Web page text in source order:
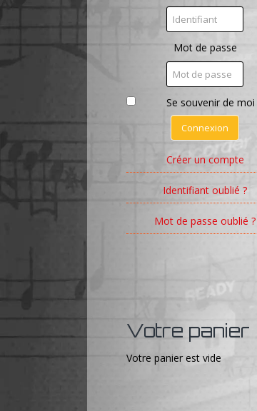
Mot de passe
Se souvenir de moi
Connexion
Créer un compte
Identifiant oublié ?
Mot de passe oublié ?
Votre panier
Votre panier est vide